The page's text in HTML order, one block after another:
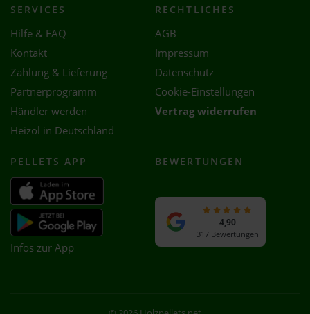
SERVICES
Hilfe & FAQ
Kontakt
Zahlung & Lieferung
Partnerprogramm
Händler werden
Heizöl in Deutschland
RECHTLICHES
AGB
Impressum
Datenschutz
Cookie-Einstellungen
Vertrag widerrufen
PELLETS APP
Infos zur App
BEWERTUNGEN
4,90
317 Bewertungen